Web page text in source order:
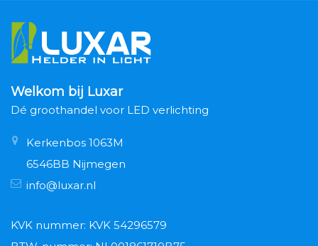
Welkom bij Luxar
Dé groothandel voor LED verlichting
Kerkenbos 1063M
6546BB Nijmegen
info@luxar.nl
KVK nummer: KVK 54296579